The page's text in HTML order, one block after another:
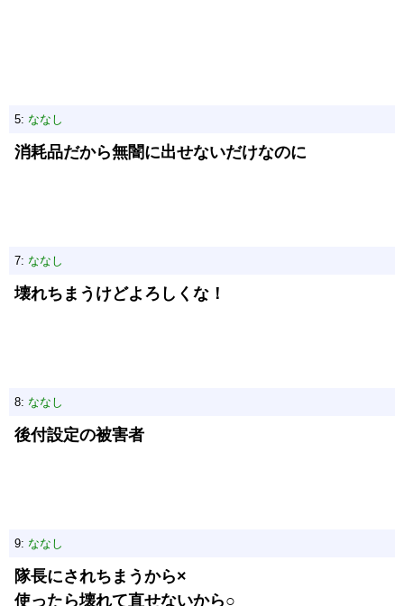
5: ななし
消耗品だから無闇に出せないだけなのに
7: ななし
壊れちまうけどよろしくな！
8: ななし
後付設定の被害者
9: ななし
隊長にされちまうから×
使ったら壊れて直せないから○